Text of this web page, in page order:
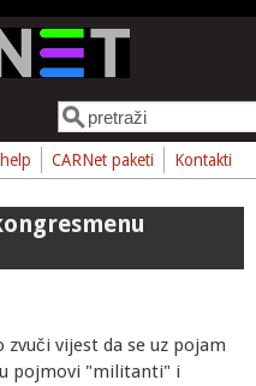
Obrazac pretrage
Pretraga
CARNet paketi Kontakti
vijest da se uz pojam
pojmovi "militanti" i